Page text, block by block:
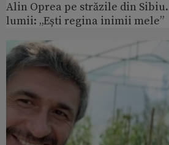
Alin Oprea pe străzile din
lumii: „Ești regina inimii mele”